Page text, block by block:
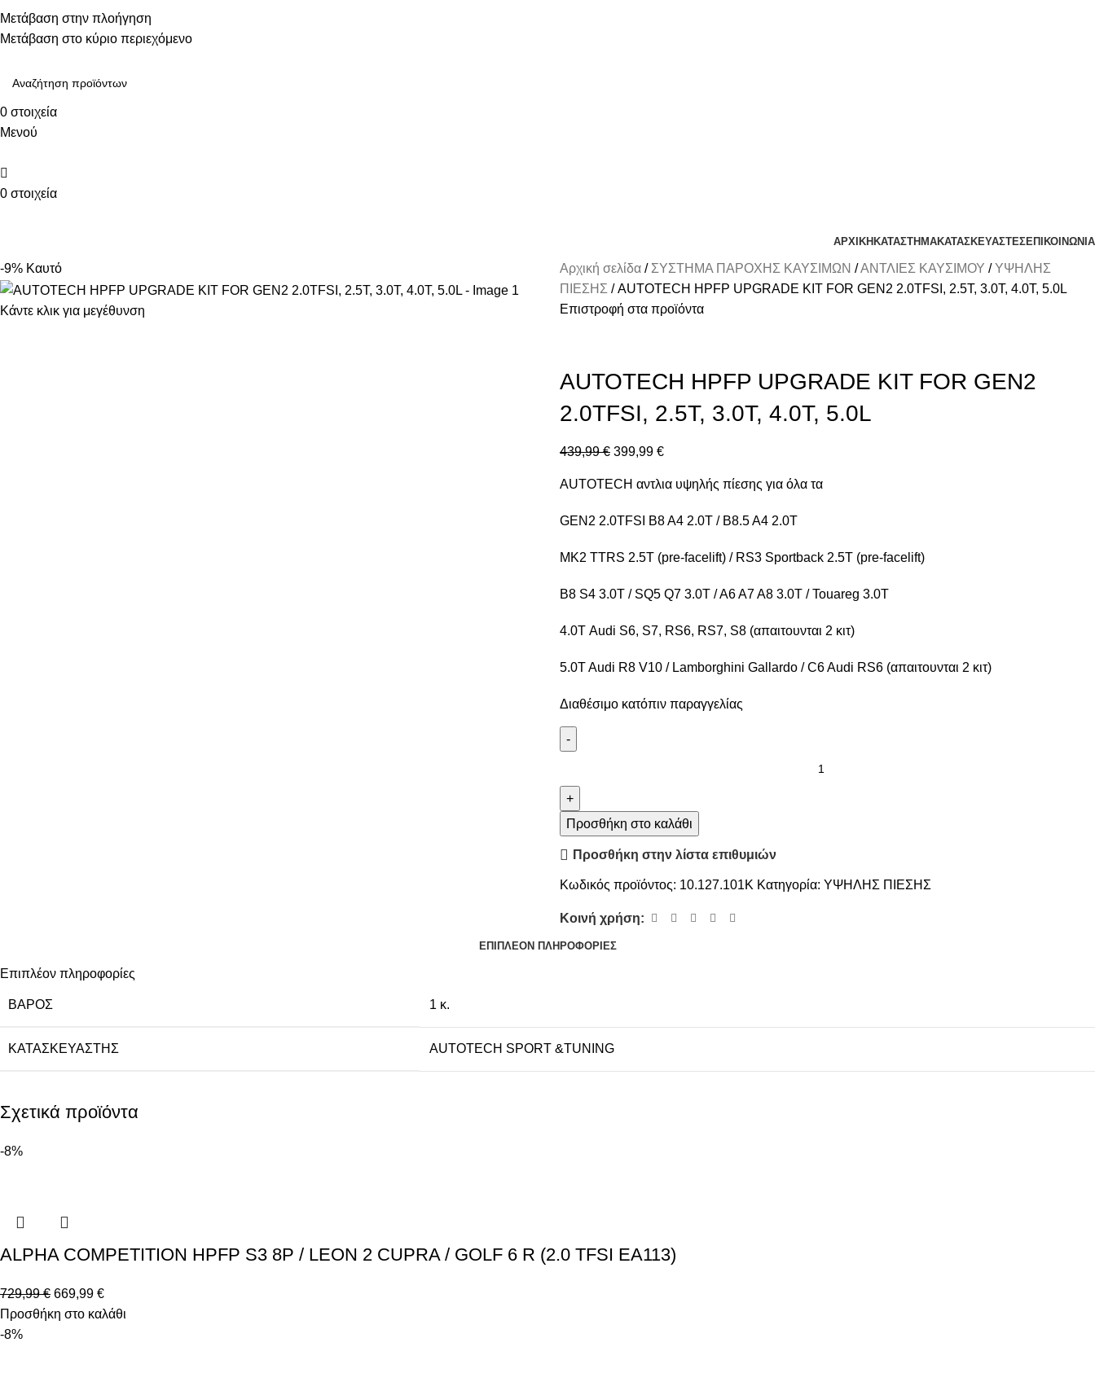
Μετάβαση στην πλοήγηση
Μετάβαση στο κύριο περιεχόμενο
Τηλεφωνικές παραγγελίες: 211 75 05 815
0 στοιχεία
Μενού
0 στοιχεία
ΑΡΧΙΚΗ ΚΑΤΑΣΤΗΜΑΚΑΤΑΣΚΕΥΑΣΤΕΣΕΠΙΚΟΙΝΩΝΙΑ
-9% Καυτό
Κάντε κλικ για μεγέθυνση
Αρχική σελίδα ΣΥΣΤΗΜΑ ΠΑΡΟΧΗΣ ΚΑΥΣΙΜΩΝ ΑΝΤΛΙΕΣ ΚΑΥΣΙΜΟΥ
ΥΨΗΛΗΣ
ΠΙΕΣΗΣ
AUTOTECH HPFP UPGRADE KIT FOR GEN2 2.0TFSI, 2.5T, 3.0T, 4.0T, 5.0L
Επιστροφή στα προϊόντα
AUTOTECH HPFP UPGRADE KIT FOR GEN2
2.0TFSI, 2.5T, 3.0T, 4.0T, 5.0L
439,99€ 399,99 €
AUTOTECH αντλια υψηλής πίεσης για όλα τα
GEN2 2.0TFSI B8 A4 2.0T / B8.5 A4 2.0T
MK2 TTRS 2.5T (pre-facelift) / RS3 Sportback 2.5T (pre-facelift)
B8 S4 3.0T / SQ5 Q7 3.0T / A6 A7 A8 3.0T / Touareg 3.0T
4.0T Audi S6, S7, RS6, RS7, S8 (απαιτουνται 2 κιτ)
5.0T Audi R8 V10 / Lamborghini Gallardo / C6 Audi RS6 (απαιτουνται 2 κιτ)
Διαθέσιμο κατόπιν παραγγελίας
Προσθήκη στο καλάθι
Προσθήκη στην λίστα επιθυμιών
Κωδικός προϊόντος: 10.127.101K Κατηγορία: ΥΨΗΛΗΣ ΠΙΕΣΗΣ
Κοινή χρήση:
ΕΠΙΠΛΈΟΝ ΠΛΗΡΟΦΟΡΊΕΣ
Επιπλέον πληροφορίες
ΒΆΡΟΣ 1 κ.
ΚΑΤΑΣΚΕΥΑΣΤΉΣ AUTOTECH SPORT &TUNING
Σχετικά προϊόντα
-8%
ALPHA COMPETITION HPFP S3 8P / LEON 2 CUPRA / GOLF 6 R (2.0 TFSI EA113)
729,99€ 669,99 €
Προσθήκη στο καλάθι
-8%